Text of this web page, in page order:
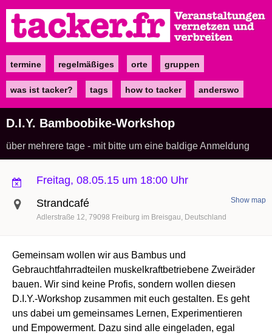
zum
Inhalt
Maintermine regelmäßiges orte gruppen
was ist tacker? tags how to tacker anderswo
D.I.Y. Bamboobike-Workshop
über mehrere tage - mit bitte um eine baldige Anmeldung
Freitag, 08.05.15 um 18:00 Uhr
Strandcafé
Adlerstraße 12 79098 Freiburg im Breisgau Deutschland
Show map
Gemeinsam wollen wir aus Bambus und
Gebrauchtfahrradteilen muskelkraftbetriebene Zweiräder
bauen. Wir sind keine Profis, sondern wollen diesen
D.I.Y.-Workshop zusammen mit euch gestalten. Es geht
uns dabei um gemeinsames Lernen, Experimentieren
und Empowerment. Dazu sind alle eingeladen, egal